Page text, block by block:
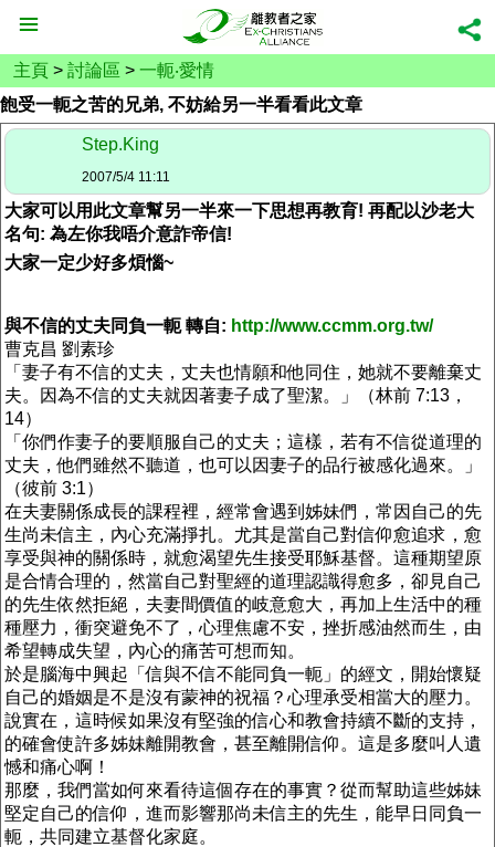
主頁 > 討論區 > 一軛‧愛情
飽受一軛之苦的兄弟, 不妨給另一半看看此文章
Step.King
2007/5/4 11:11
大家可以用此文章幫另一半來一下思想再教育! 再配以沙老大
名句: 為左你我唔介意詐帝信!
大家一定少好多煩惱~
與不信的丈夫同負一軛 轉自: http://www.ccmm.org.tw/
曹克昌 劉素珍
「妻子有不信的丈夫，丈夫也情願和他同住，她就不要離棄丈
夫。因為不信的丈夫就因著妻子成了聖潔。」（林前 7:13，
14）
「你們作妻子的要順服自己的丈夫；這樣，若有不信從道理的
丈夫，他們雖然不聽道，也可以因妻子的品行被感化過來。」
（彼前 3:1）
在夫妻關係成長的課程裡，經常會遇到姊妹們，常因自己的先
生尚未信主，內心充滿掙扎。尤其是當自己對信仰愈追求，愈
享受與神的關係時，就愈渴望先生接受耶穌基督。這種期望原
是合情合理的，然當自己對聖經的道理認識得愈多，卻見自己
的先生依然拒絕，夫妻間價值的岐意愈大，再加上生活中的種
種壓力，衝突避免不了，心理焦慮不安，挫折感油然而生，由
希望轉成失望，內心的痛苦可想而知。
於是腦海中興起「信與不信不能同負一軛」的經文，開始懷疑
自己的婚姻是不是沒有蒙神的祝福？心理承受相當大的壓力。
說實在，這時候如果沒有堅強的信心和教會持續不斷的支持，
的確會使許多姊妹離開教會，甚至離開信仰。這是多麼叫人遺
憾和痛心啊！
那麼，我們當如何來看待這個存在的事實？從而幫助這些姊妹
堅定自己的信仰，進而影響那尚未信主的先生，能早日同負一
軛，共同建立基督化家庭。